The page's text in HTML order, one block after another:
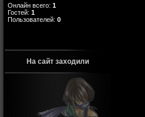
Онлайн всего: 1
Гостей: 1
Пользователей: 0
На сайт заходили